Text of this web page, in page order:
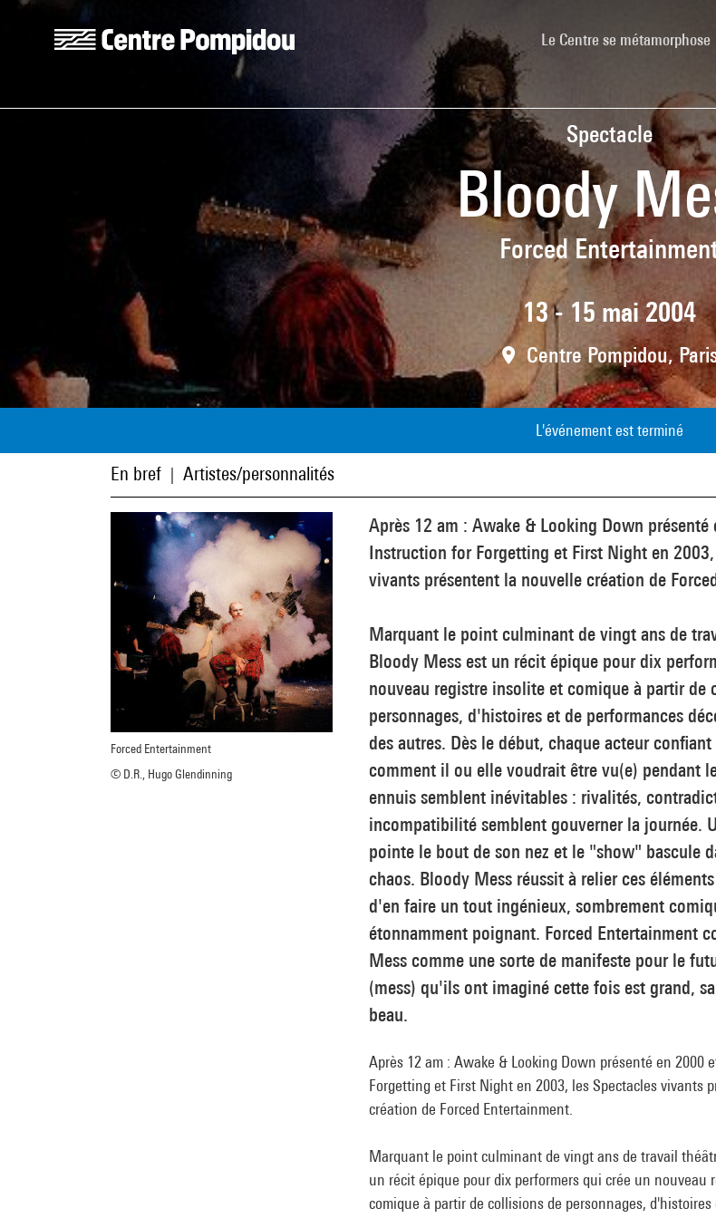
Aller au contenu principal
Le Centre se métamorphose
Spectacle
Bloody
Forced
13 - 15 mai 2004
Centre Pompidou,
L'événement est terminé
En bref Artistes/personnalités
Forced Entertainment
© D.R., Hugo Glendinning
Après 12 am : Awake & Looking Down présenté
Instruction for Forgetting et First Night en
vivants présentent la nouvelle création de
Marquant le point culminant de vingt ans de
Bloody Mess est un récit épique pour dix
nouveau registre insolite et comique à partir de
personnages, d'histoires et de performances
des autres. Dès le début, chaque acteur
comment il ou elle voudrait être vu(e) pendant
ennuis semblent inévitables : rivalités,
incompatibilité semblent gouverner la journée.
pointe le bout de son nez et le "show" bascule
chaos. Bloody Mess réussit à relier ces
d'en faire un tout ingénieux, sombrement
étonnamment poignant. Forced Entertainment
Mess comme une sorte de manifeste pour le
(mess) qu'ils ont imaginé cette fois est grand,
beau.
Après 12 am : Awake & Looking Down présenté en 2000
Forgetting et First Night en 2003, les Spectacles vivants
création de Forced Entertainment.
Marquant le point culminant de vingt ans de travail
un récit épique pour dix performers qui crée un nouveau
comique à partir de collisions de personnages,